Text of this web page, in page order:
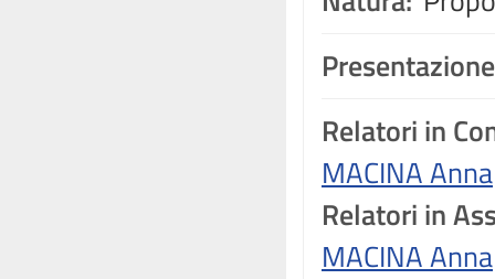
Relatori in
MACINA Anna
Relatori in
MACINA Anna